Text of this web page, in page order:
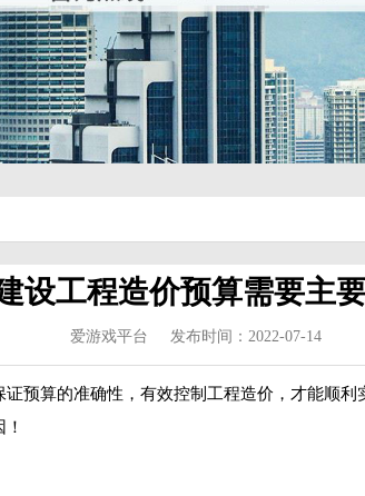
设工程造价预算需要主
爱游戏平台 发布时间：2022-07-14
预算的准确性，有效控制工程造价，才能顺